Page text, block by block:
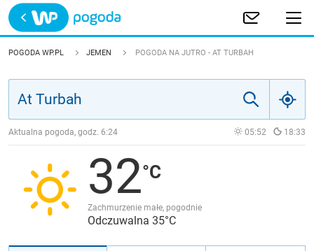
Trwa ładowanie
POLSKA
JAKOŚĆ POWIETRZA
POGODA WP.PL JEMEN POGODA NA JUTRO - AT TURBAH
Aktualna pogoda, godz. 6:24 05:52 18:33
32
Zachmurzenie małe, pogodnie
Odczuwalna 35°C